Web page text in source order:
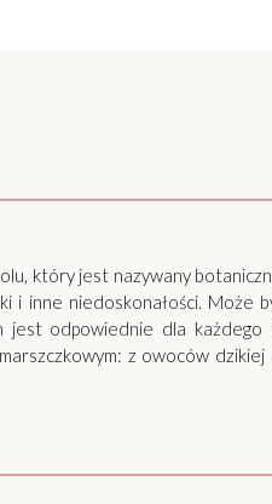
który jest nazywany
i inne niedoskonałości. Może
jest odpowiednie dla każdego
z owoców dzikiej